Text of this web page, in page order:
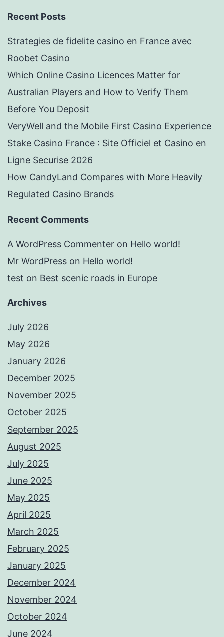
Recent Posts
Strategies de fidelite casino en France avec
Roobet Casino
Which Online Casino Licences Matter for
Australian Players and How to Verify Them
Before You Deposit
VeryWell and the Mobile First Casino Experience
Stake Casino France : Site Officiel et Casino en
Ligne Securise 2026
How CandyLand Compares with More Heavily
Regulated Casino Brands
Recent Comments
A WordPress Commenter on Hello world!
Mr WordPress on Hello world!
test on Best scenic roads in Europe
Archives
July 2026
May 2026
January 2026
December 2025
November 2025
October 2025
September 2025
August 2025
July 2025
June 2025
May 2025
April 2025
March 2025
February 2025
January 2025
December 2024
November 2024
October 2024
June 2024